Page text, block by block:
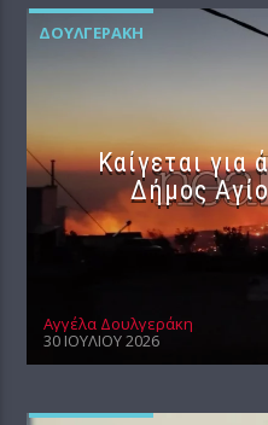
ΔΟΥΛΓΕΡΆΚΗ
Καίγεται για
Δήμος
Αγγέλα Δουλγεράκη
30 ΙΟΥΛΊΟΥ 2026